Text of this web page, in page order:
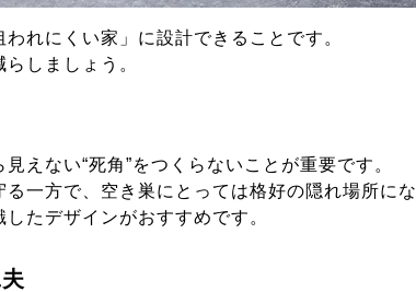
れにくい家」に設計できることです。
しましょう。
えない“死角”をつくらないことが重要です。
一方で、空き巣にとっては格好の隠れ場所にな
たデザインがおすすめです。